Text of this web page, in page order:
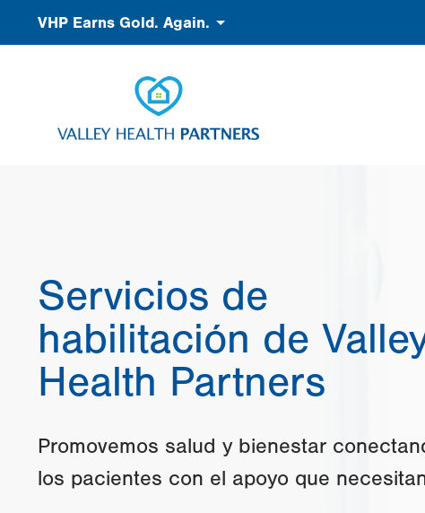
VHP Earns Gold. Again.
Servicios de
habilitación de
Health Partners
Promovemos salud y bienestar
los pacientes con el apoyo que